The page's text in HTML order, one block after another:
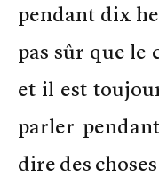
pendant dix
pas sûr que le
et il est
parler
dire des